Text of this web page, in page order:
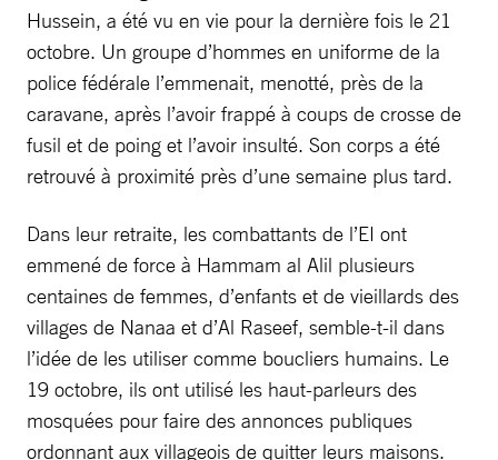
Hussein, a été vu en vie pour la dernière fois le 21
octobre. Un groupe d’hommes en uniforme de la
police fédérale l’emmenait, menotté, près de la
caravane, après l’avoir frappé à coups de crosse de
fusil et de poing et l’avoir insulté. Son corps a été
retrouvé à proximité près d’une semaine plus tard.
Dans leur retraite, les combattants de l’EI ont
emmené de force à Hammam al Alil plusieurs
centaines de femmes, d’enfants et de vieillards des
villages de Nanaa et d’Al Raseef, semble-t-il dans
l’idée de les utiliser comme boucliers humains. Le
19 octobre, ils ont utilisé les haut-parleurs des
mosquées pour faire des annonces publiques
ordonnant aux villageois de quitter leurs maisons.